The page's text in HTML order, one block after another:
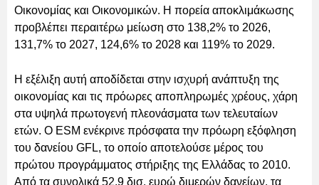
Οικονομίας και Οικονομικών. Η πορεία αποκλιμάκωσης
προβλέπει περαιτέρω μείωση στο 138,2% το 2026,
131,7% το 2027, 124,6% το 2028 και 119% το 2029.
Η εξέλιξη αυτή αποδίδεται στην ισχυρή ανάπτυξη της
οικονομίας και τις πρόωρες αποπληρωμές χρέους, χάρη
στα υψηλά πρωτογενή πλεονάσματα των τελευταίων
ετών. Ο ESM ενέκρινε πρόσφατα την πρόωρη εξόφληση
του δανείου GFL, το οποίο αποτελούσε μέρος του
πρώτου προγράμματος στήριξης της Ελλάδας το 2010.
Από τα συνολικά 52,9 δισ. ευρώ διμερών δανείων, τα